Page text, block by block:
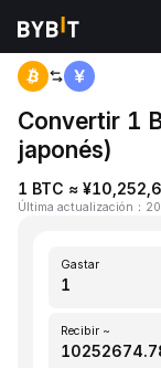
Inicio BTC to JPY
Convertir 1
japonés)
1 BTC ≈
Última actualización ：
Gastar
Recibir ~